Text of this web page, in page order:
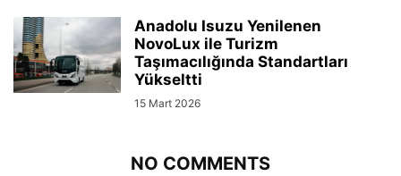
Anadolu Isuzu Yenilenen
NovoLux ile Turizm
Taşımacılığında Standartları
Yükseltti
15 Mart 2026
NO COMMENTS